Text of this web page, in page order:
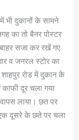
भी दुकानों के सामने
का तो बैनर पोस्टर
सजा कर रखें गए
व जनरल स्टोर का
रोड में दुकान के
दूर चला गया
वापस लाया। छत पर
दूसरे के छते पर चला